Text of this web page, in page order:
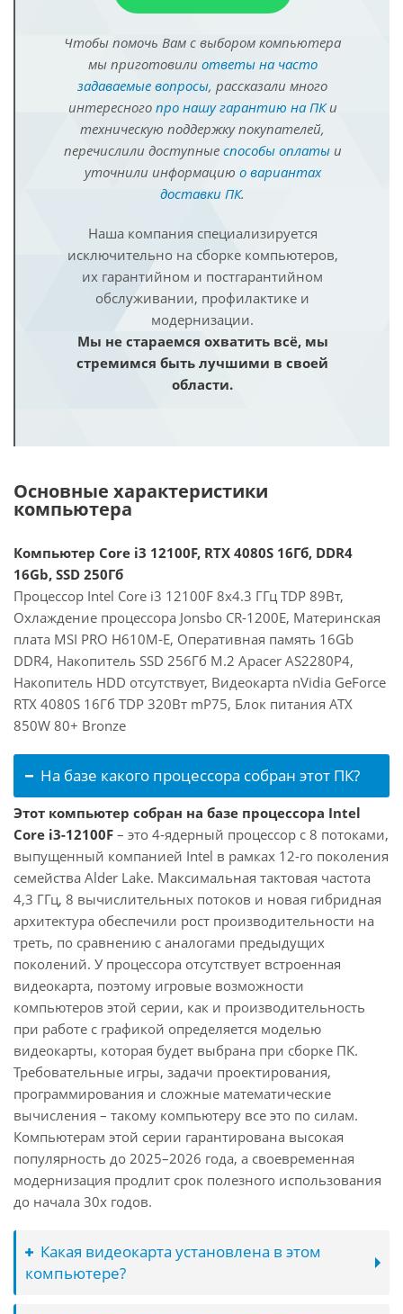
Чтобы помочь Вам с выбором компьютера
мы приготовили ответы на часто
задаваемые вопросы, рассказали много
интересного про нашу гарантию на ПКи
техническую поддержку покупателей,
перечислили доступные способы оплатыи
уточнили информацию о вариантах
доставки ПК.
Наша компания специализируется
исключительно на сборке компьютеров,
их гарантийном и постгарантийном
обслуживании, профилактике и
модернизации.
Мы не стараемся охватить всё, мы
стремимся быть лучшими в своей
области.
Основные характеристики
компьютера
Компьютер Core i3 12100F, RTX 4080S 16Гб, DDR4
16Gb, SSD 250Гб
Процессор Intel Core i3 12100F 8x4.3 ГГц TDP 89Вт,
Охлаждение процессора Jonsbo CR-1200E, Материнская
плата MSI PRO H610M-E, Оперативная память 16Gb
DDR4, Накопитель SSD 256Гб M.2 Apacer AS2280P4,
Накопитель HDD отсутствует, Видеокарта nVidia GeForce
RTX 4080S 16Гб TDP 320Вт mP75, Блок питания ATX
850W 80+ Bronze
На базе какого процессора собран этот ПК?
Этот компьютер собран на базе процессора Intel
Core i3-12100F – это 4-ядерный процессор с 8 потоками,
выпущенный компанией Intel в рамках 12-го поколения
семейства Alder Lake. Максимальная тактовая частота
4,3 ГГц, 8 вычислительных потоков и новая гибридная
архитектура обеспечили рост производительности на
треть, по сравнению с аналогами предыдущих
поколений. У процессора отсутствует встроенная
видеокарта, поэтому игровые возможности
компьютеров этой серии, как и производительность
при работе с графикой определяется моделью
видеокарты, которая будет выбрана при сборке ПК.
Требовательные игры, задачи проектирования,
программирования и сложные математические
вычисления – такому компьютеру все это по силам.
Компьютерам этой серии гарантирована высокая
популярность до 2025–2026 года, а своевременная
модернизация продлит срок полезного использования
до начала 30х годов.
Какая видеокарта установлена в этом
компьютере?